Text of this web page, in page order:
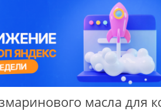
масла для